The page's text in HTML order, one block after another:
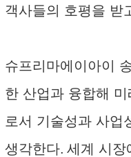
객사들의 호평을 받
슈프리마에이아이
한 산업과 융합해
로서 기술성과 사업
생각한다. 세계 시